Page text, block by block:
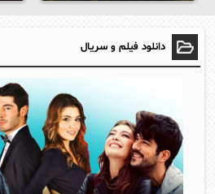
دانلود فیلم و سریال